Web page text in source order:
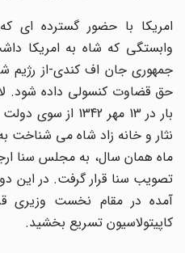
امریکا با حضور گسترده ای که
جمهوری جان اف کندی-از رژیم
حق قضاوت کنسولی داده شود.
بار در 13 مهر 1342 از
تصویب سنا قرار گرفت. در این
آمده در مقام نخست وزیری
کاپیتولاسیون تسریع بخشید.